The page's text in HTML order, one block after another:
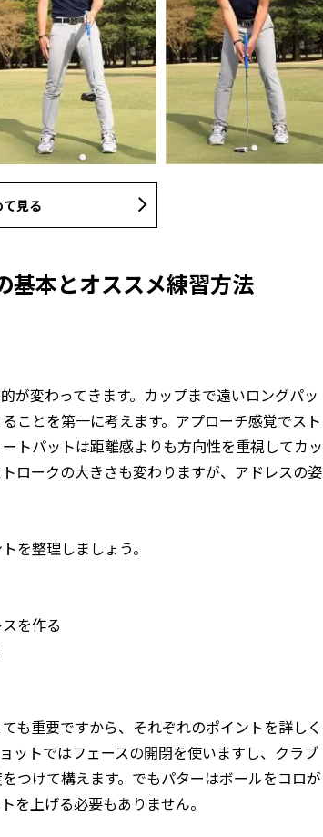
見る
基本とオススメ練習方法
が変わってきます。カップまで遠いロングパッ
ことを第一に考えます。アプローチ感覚でスト
トパットは距離感よりも方向性を重視してカッ
ロークの大きさも変わりますが、アドレスの姿
を整理しましょう。
を作る
も重要ですから、それぞれのポイントを詳しく
ットではフェースの開閉を使いますし、クラブ
つけて構えます。でもパターはボールをコロが
を上げる必要もありません。